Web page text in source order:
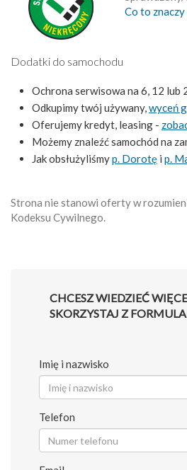
Co to znaczy
Dodatki do samochodu
Ochrona serwisowa na 6, 12 lub
Odkupimy twój używany,wyceń
Oferujemy kredyt, leasing -
Możemy znaleźć samochód na
Jak obsłużyliśmyp. Dorotę i p.
Strona nie stanowi oferty w
Kodeksu Cywilnego.
CHCESZ WIEDZIEĆ
SKORZYSTAJ Z
Imię i nazwisko
Telefon